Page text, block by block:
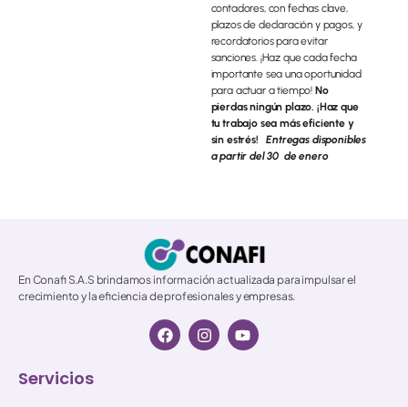
contadores, con fechas clave,
plazos de declaración y pagos, y
recordatorios para evitar
sanciones. ¡Haz que cada fecha
importante sea una oportunidad
para actuar a tiempo! No
pierdas ningún plazo. ¡Haz que
tu trabajo sea más eficiente y
sin estrés!
Entregas disponibles
a partir del 30 de enero
En Conafi S.A.S brindamos información actualizada para impulsar el
crecimiento y la eficiencia de profesionales y empresas.
Servicios